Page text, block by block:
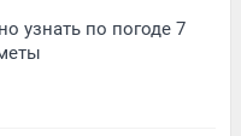
узнать по погоде 7